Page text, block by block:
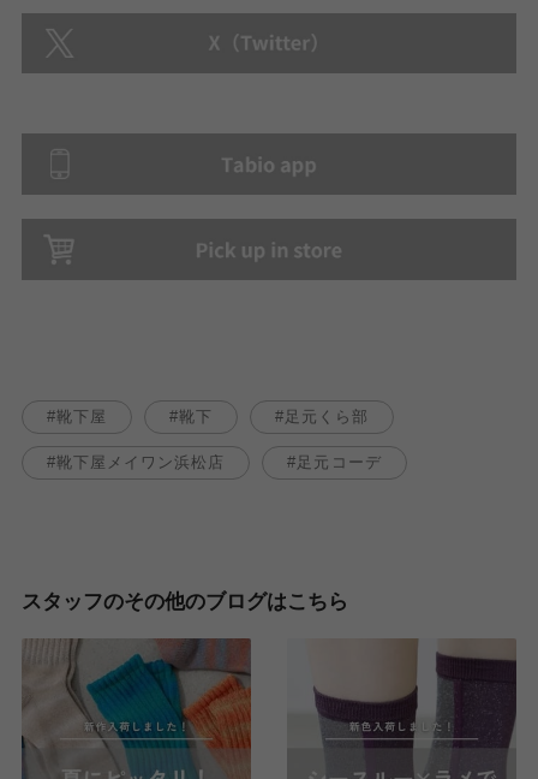
靴下屋 靴下 足元くら部
靴下屋メイワン浜松店 足元コーデ
スタッフのその他のブログはこちら